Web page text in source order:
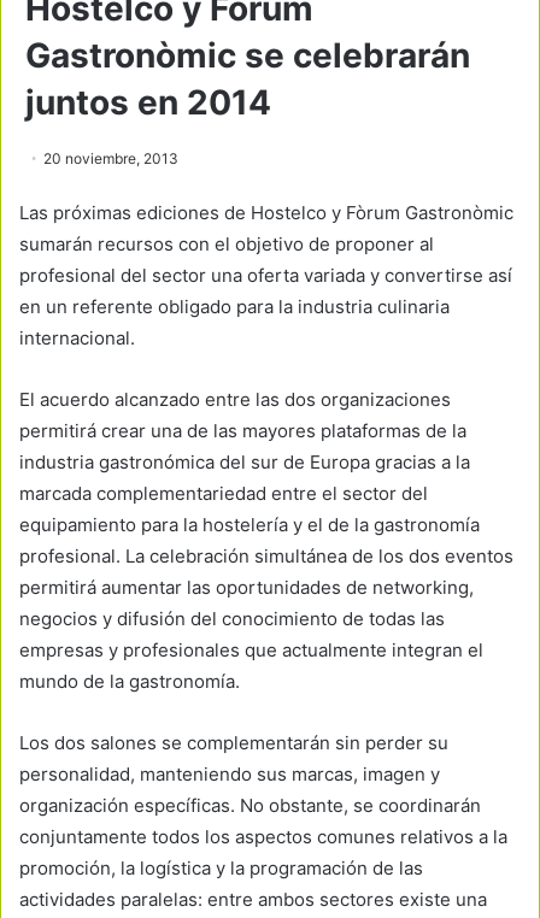
Hostelco y Fòrum
Gastronòmic se celebrarán
juntos en 2014
20 noviembre, 2013
Las próximas ediciones de Hostelco y Fòrum Gastronòmic
sumarán recursos con el objetivo de proponer al
profesional del sector una oferta variada y convertirse así
en un referente obligado para la industria culinaria
internacional.
El acuerdo alcanzado entre las dos organizaciones
permitirá crear una de las mayores plataformas de la
industria gastronómica del sur de Europa gracias a la
marcada complementariedad entre el sector del
equipamiento para la hostelería y el de la gastronomía
profesional. La celebración simultánea de los dos eventos
permitirá aumentar las oportunidades de networking,
negocios y difusión del conocimiento de todas las
empresas y profesionales que actualmente integran el
mundo de la gastronomía.
Los dos salones se complementarán sin perder su
personalidad, manteniendo sus marcas, imagen y
organización específicas. No obstante, se coordinarán
conjuntamente todos los aspectos comunes relativos a la
promoción, la logística y la programación de las
actividades paralelas: entre ambos sectores existe una